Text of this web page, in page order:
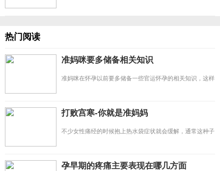
热门阅读
准妈咪要多储备相关知识
准妈咪在怀孕以前要多储备一些官运怀孕的相关知识，这样
打败宫寒-你就是准妈妈
不少女性痛经的时候抱上热水袋症状就会缓解，通常这种子
孕早期的疼痛主要表现在哪几方面